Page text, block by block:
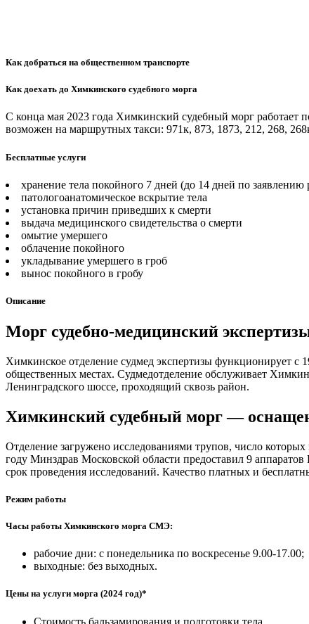
Как добраться на общественном транспорте
Как доехать до Химкинского судебного морга
С конца мая 2023 года Химкинский судебный морг работает
возможен на маршрутных такси: 971к, 873, 1873, 212, 268,
Бесплатные услуги
хранение тела покойного 7 дней (до 14 дней по заявлению
патологоанатомическое вскрытие тела
установка причин приведших к смерти
выдача медицинского свидетельства о смерти
омытие умершего
облачение покойного
укладывание умершего в гроб
вынос покойного в гробу
Описание
Морг судебно-медицинский
Химкинское отделение судмед экспертизы функционирует с
общественных местах. Судмедотделение обслуживает
Ленинградского шоссе, проходящий сквозь район.
Химкинский судебный морг —
Отделение загружено исследованиями трупов, число
году Минздрав Московской области предоставил 9
срок проведения исследований. Качество платных и
Режим работы
Часы работы Химкинского морга СМЭ:
рабочие дни: с понедельника по воскресенье 9.00-17.00;
выходные: без выходных.
Цены на услуги морга (2024 год)*
Стоимость бальзамирования и подготовки тела